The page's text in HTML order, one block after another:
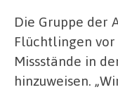
Die Gruppe der
Flüchtlingen
Missstände in
hinzuweisen.